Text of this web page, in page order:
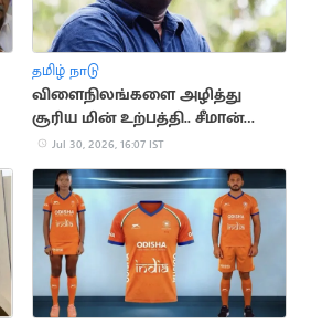
தமிழ் நாடு
விளைநிலங்களை அழித்து
சூரிய மின் உற்பத்தி.. சீமான்
கண்டனம்
Jul 30, 2026, 16:07 IST